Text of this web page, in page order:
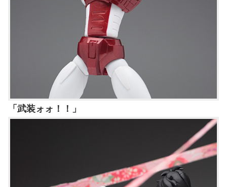
「武装ォォ！！」